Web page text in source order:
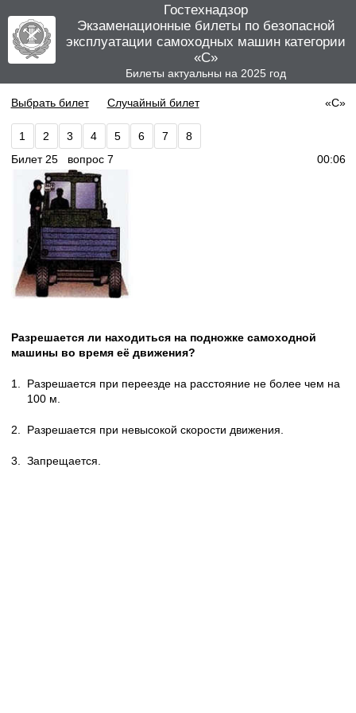
Гостехнадзор
Экзаменационные билеты по безопасной
эксплуатации самоходных машин категории
«C»
Билеты актуальны на 2025 год
Выбрать билет Случайный билет «C»
1 2 3 4 5 6 7
8
Билет 25 вопрос 7
00:06
Разрешается ли находиться на подножке самоходной
машины во время её движения?
1.
Разрешается при переезде на расстояние не более чем на
100 м.
2. Разрешается при невысокой скорости движения.
3. Запрещается.